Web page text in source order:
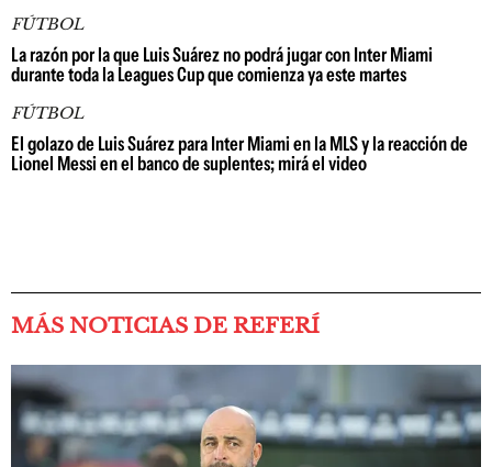
FÚTBOL
La razón por la que Luis Suárez no podrá jugar con Inter Miami
durante toda la Leagues Cup que comienza ya este martes
FÚTBOL
El golazo de Luis Suárez para Inter Miami en la MLS y la reacción de
Lionel Messi en el banco de suplentes; mirá el video
MÁS NOTICIAS DE REFERÍ